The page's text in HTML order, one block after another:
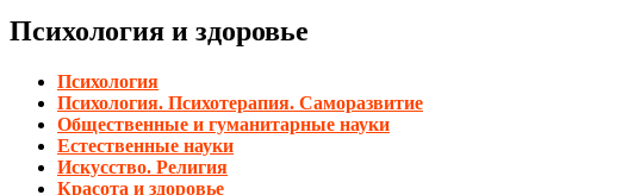
Психология и здоровье
Психология
Психология. Психотерапия. Саморазвитие
Общественные и гуманитарные науки
Естественные науки
Искусство. Религия
Красота и здоровье